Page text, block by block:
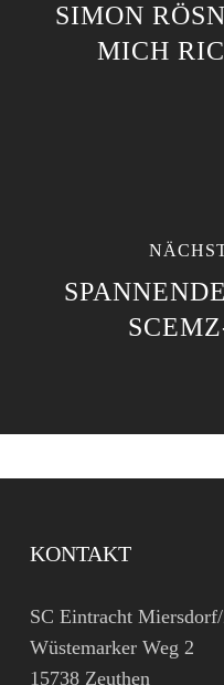
SIMON
MICH
KONTAKT
SC Eintracht
Wüstemarker Weg 2
15738 Zeuthen